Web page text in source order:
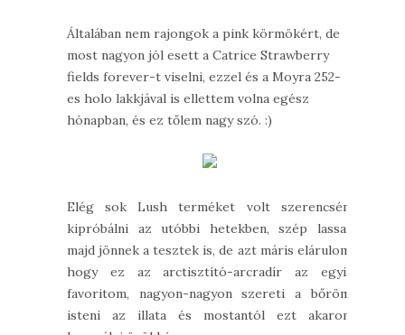
Általában nem rajongok a pink körmökért, de
most nagyon jól esett a Catrice Strawberry
fields forever-t viselni, ezzel és a Moyra 252-
es holo lakkjával is ellettem volna egész
hónapban, és ez tőlem nagy szó. :)
Elég sok Lush terméket volt szerencsém
kipróbálni az utóbbi hetekben, szép lassan
majd jönnek a tesztek is, de azt máris elárulom,
hogy ez az arctisztító-arcradír az egyik
favoritom, nagyon-nagyon szereti a bőröm,
isteni az illata és mostantól ezt akarom